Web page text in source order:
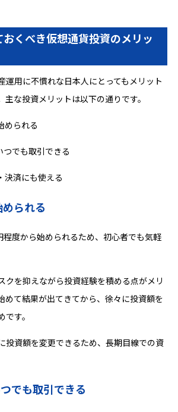
おくべき仮想通貨投資のメリッ
運用に不慣れな日本人にとってもメリット
主な投資メリットは以下の通りです。
められる
でも取引できる
決済にも使える
られる
度から始められるため、初心者でも気軽
クを抑えながら投資経験を積める点がメリ
めて結果が出てきてから、徐々に投資額を
す。
投資額を変更できるため、長期目線での資
でも取引できる